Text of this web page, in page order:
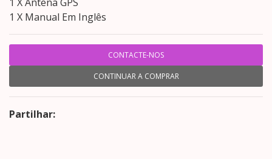
1 X Manual Em Inglês
CONTACTE-NOS
CONTINUAR A COMPRAR
Partilhar: